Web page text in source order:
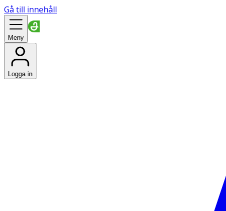
Gå till innehåll
Meny
Logga in